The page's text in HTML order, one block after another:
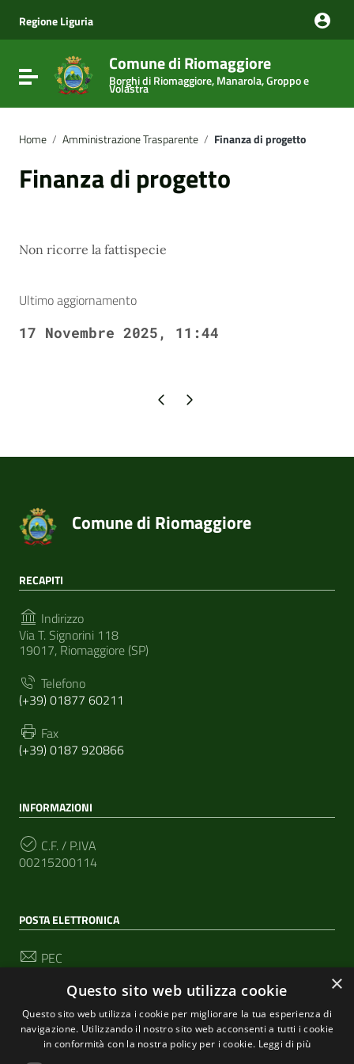
Vai al menu di navigazione
Vai al footer
Regione Liguria
Attiva / disattiva la navigazione
Comune di Riomaggiore
Borghi di Riomaggiore, Manarola, Groppo e
Volastra
Home / Amministrazione Trasparente / Finanza di progetto
Finanza di progetto
Non ricorre la fattispecie
Ultimo aggiornamento
17 Novembre 2025, 11:44
Pagina precedente
Pagina successiva
Comune di Riomaggiore
RECAPITI
Indirizzo
Via T. Signorini 118
19017, Riomaggiore (SP)
Telefono
(+39) 01877 60211
Fax
(+39) 0187 920866
INFORMAZIONI
C.F. / P.IVA
00215200114
POSTA ELETTRONICA
PEC
Email
urp@comune.riomaggiore.sp.it
×
Questo sito web utilizza cookie
Questo sito web utilizza i cookie per migliorare la tua esperienza di
navigazione. Utilizzando il nostro sito web acconsenti a tutti i cookie
in conformità con la nostra policy per i cookie. Leggi di più